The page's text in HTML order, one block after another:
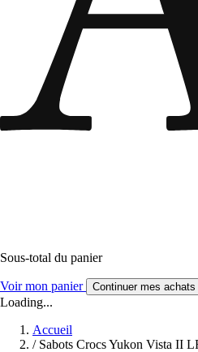
Sous-total du panier
Voir mon panier Continuer mes achats
Loading...
Accueil
/ Sabots Crocs Yukon Vista II